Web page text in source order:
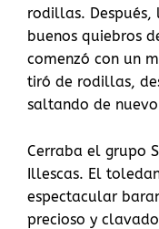
rodillas. Después,
buenos quiebros
comenzó con un
tiró de rodillas,
saltando de
Cerraba el grupo
Illescas. El
espectacular
precioso y